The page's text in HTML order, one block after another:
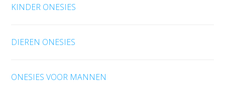
KINDER ONESIES
DIEREN ONESIES
ONESIES VOOR MANNEN